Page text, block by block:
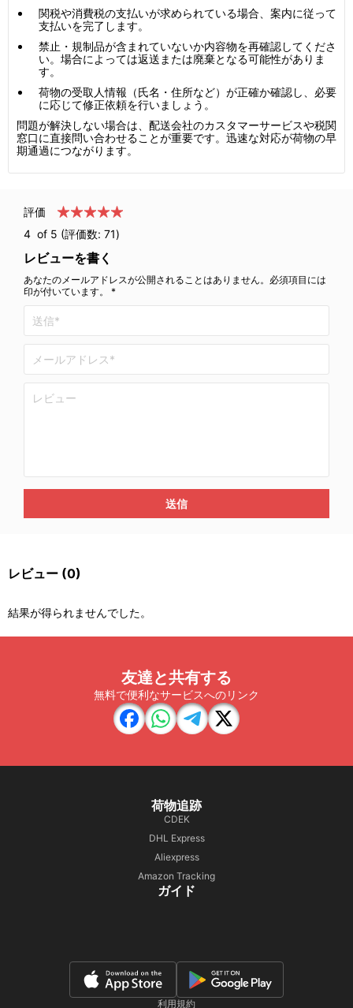
関税や消費税の支払いが求められている場合、案内に従って
支払いを完了します。
禁止・規制品が含まれていないか内容物を再確認してくださ
い。場合によっては返送または廃棄となる可能性がありま
す。
荷物の受取人情報（氏名・住所など）が正確か確認し、必要
に応じて修正依頼を行いましょう。
問題が解決しない場合は、配送会社のカスタマーサービスや税関
窓口に直接問い合わせることが重要です。迅速な対応が荷物の早
期通過につながります。
評価
4 of 5 (評価数: 71)
レビューを書く
あなたのメールアドレスが公開されることはありません。必須項目には
印が付いています。 *
送信
レビュー (0)
結果が得られませんでした。
友達と共有する
無料で便利なサービスへのリンク
荷物追跡
CDEK
DHL Express
Aliexpress
Amazon Tracking
ガイド
利用規約